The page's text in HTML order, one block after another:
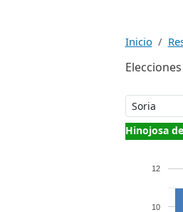
Inicio
Hinojosa
10
12